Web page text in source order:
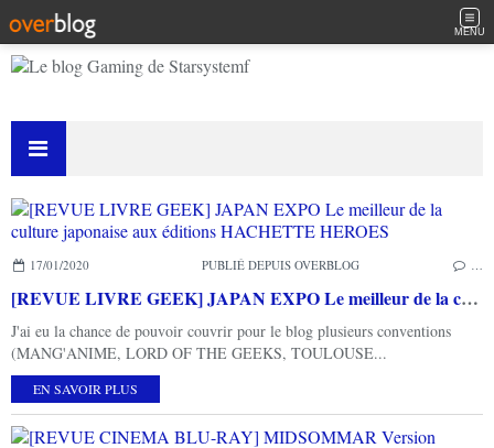
MENU
17/01/2020 PUBLIÉ DEPUIS OVERBLOG …
[REVUE LIVRE GEEK] JAPAN EXPO Le meilleur de la culture japonaise aux éditions HACHETTE HEROES
J'ai eu la chance de pouvoir couvrir pour le blog plusieurs conventions
(MANG'ANIME, LORD OF THE GEEKS, TOULOUSE...
EN SAVOIR PLUS